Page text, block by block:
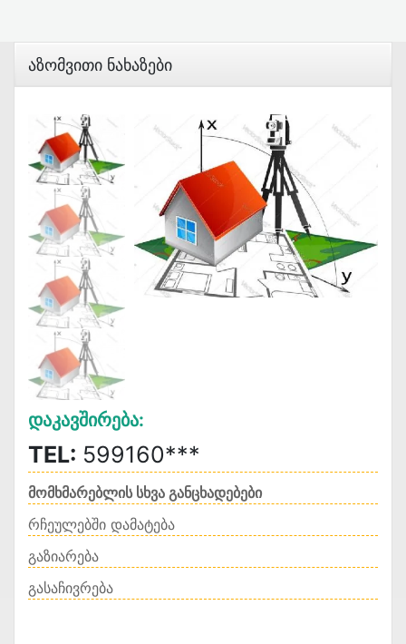
Აზომვითი Ნახაზები
Დაკავშირება:
TEL: 599160***
მომხმარებლის სხვა განცხადებები
რჩეულებში დამატება
გაზიარება
გასაჩივრება